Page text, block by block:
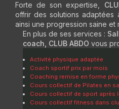
Forte de son expertise,
offrir des solutions adaptées
ainsi une progression saine et
En plus de ses services :
coach, CLUB ABDO vous
Activité physique adaptée
Coach sportif prix par mois
Coaching remise en forme
Cours collectif de Pilates en
Cours collectif de sport après
Cours collectif fitness dans